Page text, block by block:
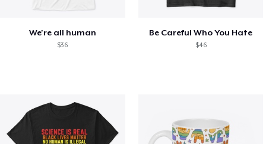
We're all human
$36
Be Careful Who You Hate
$46